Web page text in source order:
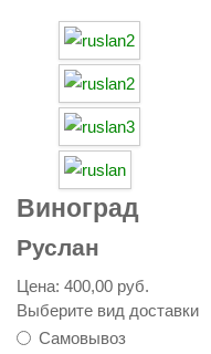
Виноград
Руслан
Цена: 400,00 руб.
Выберите вид доставки
Самовывоз